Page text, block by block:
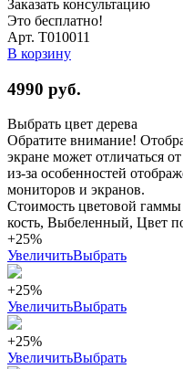
Заказать консультацию
Это бесплатно!
Арт. Т010011
В корзину
4990 руб.
Выбрать цвет дерева
Обратите внимание!
экране может отличаться
из-за особенностей
мониторов и экранов.
Стоимость цветовой
кость, Выбеленный, Цвет
+25%
УвеличитьВыбрать
+25%
УвеличитьВыбрать
+25%
УвеличитьВыбрать